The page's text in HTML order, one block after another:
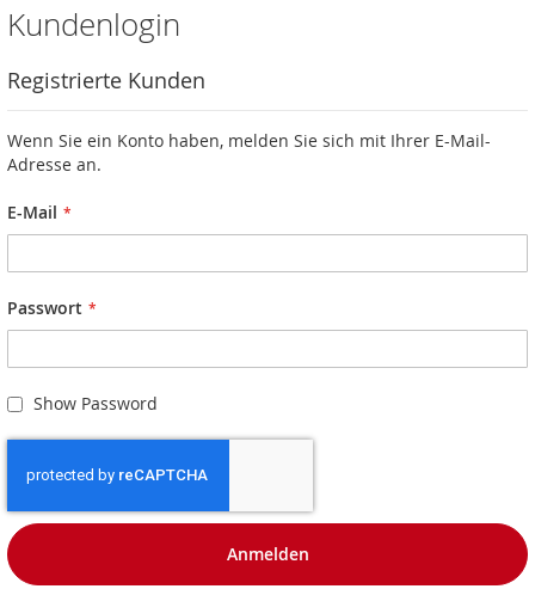
Kundenlogin
Registrierte Kunden
Wenn Sie ein Konto haben, melden Sie sich mit Ihrer E-Mail-
Adresse an.
E-Mail
Passwort
Show Password
Anmelden